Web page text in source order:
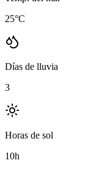
25°C
Días de lluvia
3
Horas de sol
10h